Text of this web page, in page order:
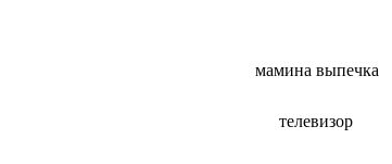
мамина
телевизор